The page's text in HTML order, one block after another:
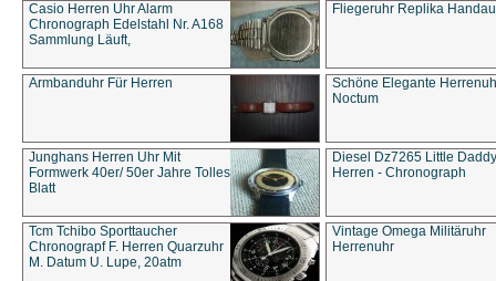
Casio Herren Uhr Alarm
Chronograph Edelstahl Nr. A168
Sammlung Läuft,
Fliegeruhr Replika
Armbanduhr Für Herren
Schöne Elegante
Noctum
Junghans Herren Uhr Mit
Formwerk 40er/ 50er Jahre Tolles
Blatt
Diesel Dz7265 Little Daddy
Herren - Chronograph
Tcm Tchibo Sporttaucher
Chronograpf F. Herren Quarzuhr
M. Datum U. Lupe, 20atm
Vintage Omega Militäruhr
Herrenuhr